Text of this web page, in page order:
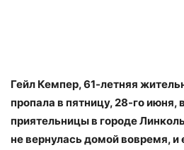
Гейл Кемпер, 61-летняя
пропала в пятницу, 28-го июня,
приятельницы в городе
не вернулась домой вовремя, и